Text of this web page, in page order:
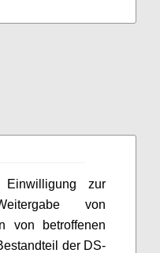
zur
von
von betroffenen
der DS-